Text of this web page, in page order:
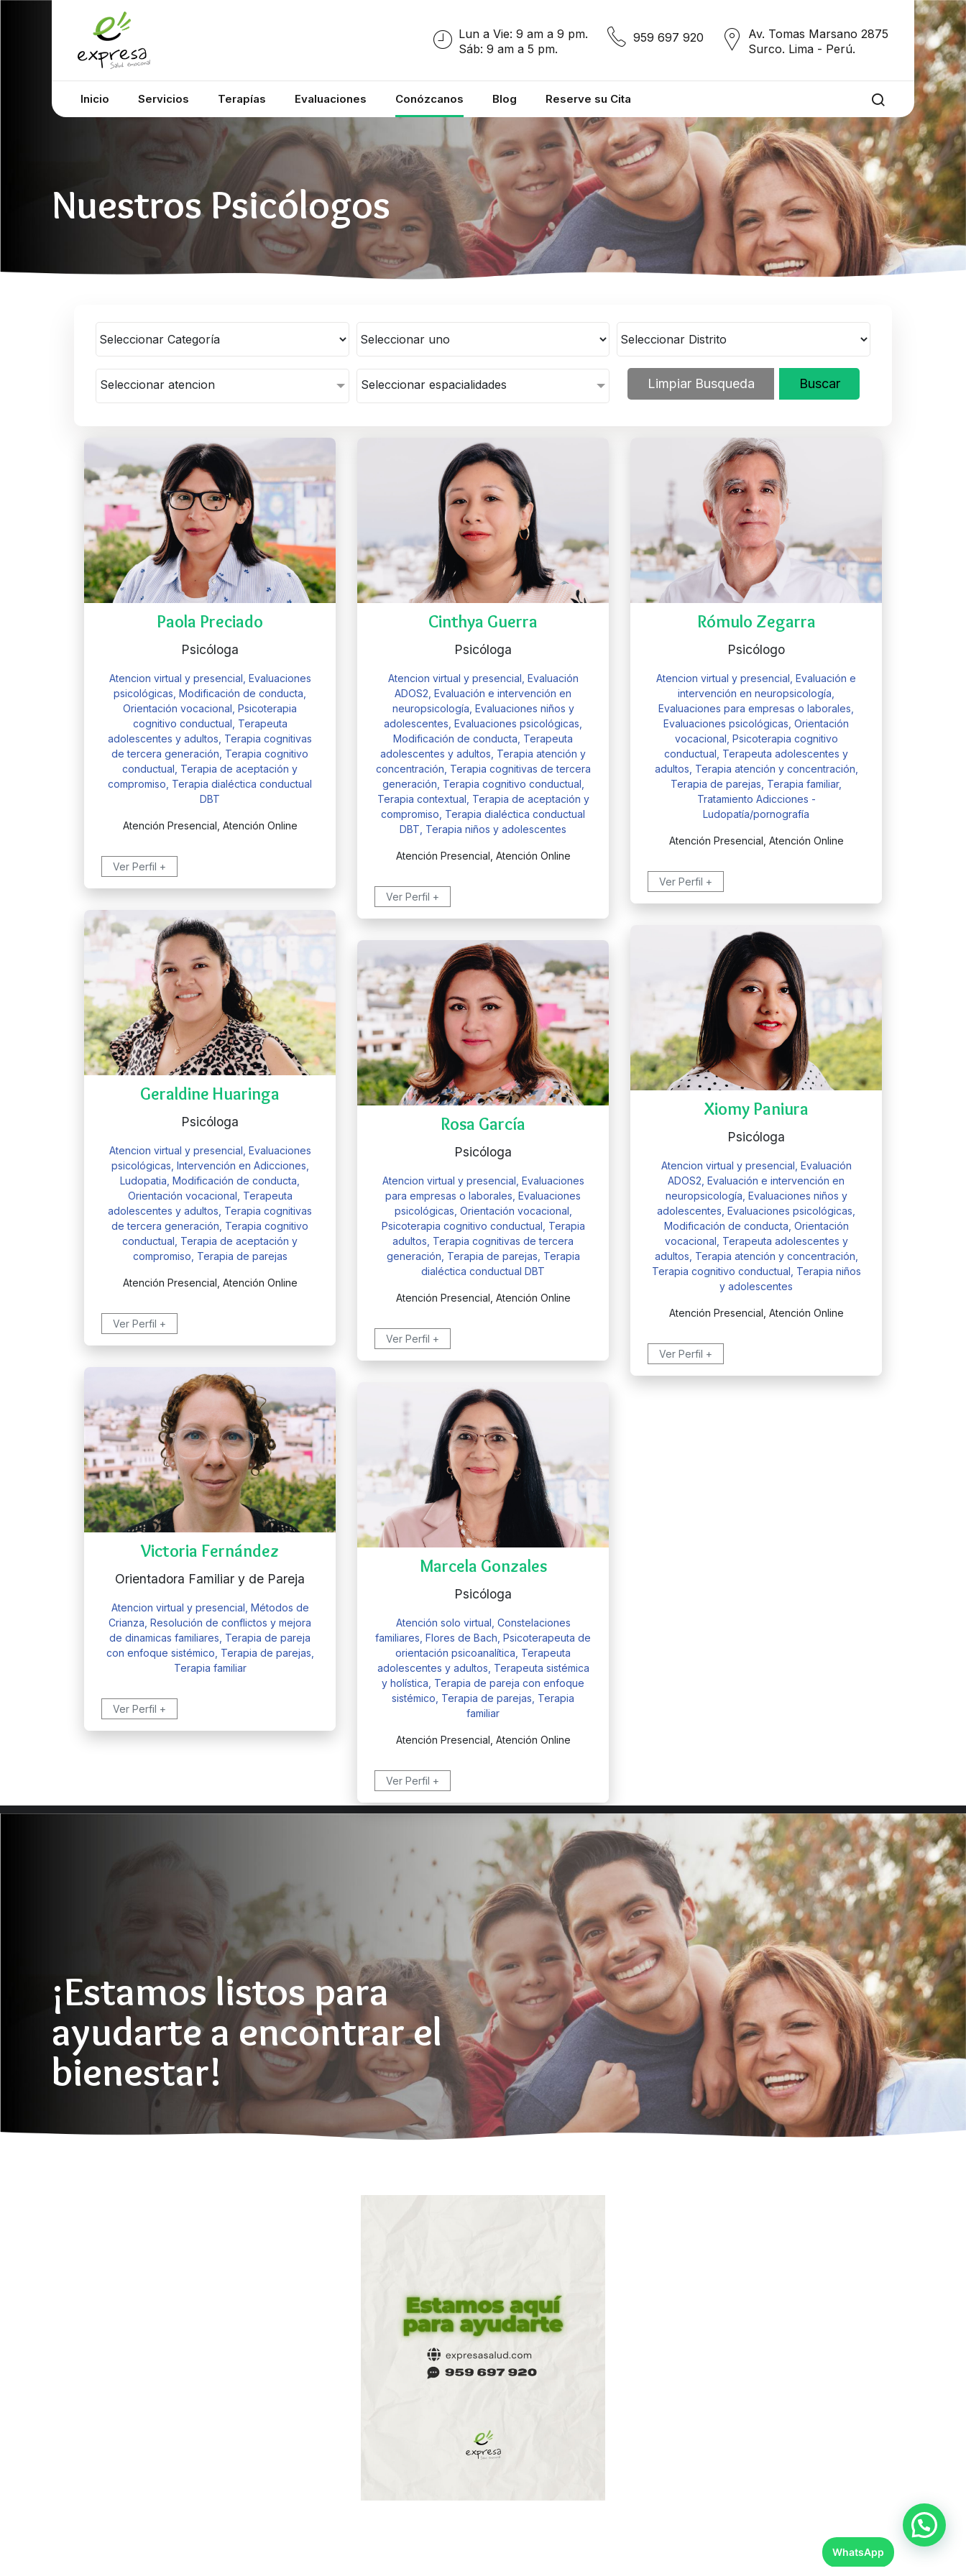
Av. Tomas Marsano 2875
Surco. Lima - Perú.
959 697 920
Lun a Vie: 9 am a 9 pm.
Sáb: 9 am a 5 pm.
Inicio Servicios Terapías Evaluaciones Conózcanos Blog Reserve su Cita
Nuestros Psicólogos
Seleccionar atencion Seleccionar espacialidades Limpiar Busqueda Buscar
Paola Preciado
Psicóloga
Atencion virtual y presencial, Evaluaciones
psicológicas, Modificación de conducta,
Orientación vocacional, Psicoterapia
cognitivo conductual, Terapeuta
adolescentes y adultos, Terapia cognitivas
de tercera generación, Terapia cognitivo
conductual, Terapia de aceptación y
compromiso, Terapia dialéctica conductual
DBT
Atención Presencial, Atención Online
Ver Perfil +
Cinthya Guerra
Psicóloga
Atencion virtual y presencial, Evaluación
ADOS2, Evaluación e intervención en
neuropsicología, Evaluaciones niños y
adolescentes, Evaluaciones psicológicas,
Modificación de conducta, Terapeuta
adolescentes y adultos, Terapia atención y
concentración, Terapia cognitivas de tercera
generación, Terapia cognitivo conductual,
Terapia contextual, Terapia de aceptación y
compromiso, Terapia dialéctica conductual
DBT, Terapia niños y adolescentes
Atención Presencial, Atención Online
Ver Perfil +
Rómulo Zegarra
Psicólogo
Atencion virtual y presencial, Evaluación e
intervención en neuropsicología,
Evaluaciones para empresas o laborales,
Evaluaciones psicológicas, Orientación
vocacional, Psicoterapia cognitivo
conductual, Terapeuta adolescentes y
adultos, Terapia atención y concentración,
Terapia de parejas, Terapia familiar,
Tratamiento Adicciones -
Ludopatía/pornografía
Atención Presencial, Atención Online
Ver Perfil +
Geraldine Huaringa
Psicóloga
Atencion virtual y presencial, Evaluaciones
psicológicas, Intervención en Adicciones,
Ludopatia, Modificación de conducta,
Orientación vocacional, Terapeuta
adolescentes y adultos, Terapia cognitivas
de tercera generación, Terapia cognitivo
conductual, Terapia de aceptación y
compromiso, Terapia de parejas
Atención Presencial, Atención Online
Ver Perfil +
Xiomy Paniura
Psicóloga
Atencion virtual y presencial, Evaluación
ADOS2, Evaluación e intervención en
neuropsicología, Evaluaciones niños y
adolescentes, Evaluaciones psicológicas,
Modificación de conducta, Orientación
vocacional, Terapeuta adolescentes y
adultos, Terapia atención y concentración,
Terapia cognitivo conductual, Terapia niños
y adolescentes
Atención Presencial, Atención Online
Ver Perfil +
Rosa García
Psicóloga
Atencion virtual y presencial, Evaluaciones
para empresas o laborales, Evaluaciones
psicológicas, Orientación vocacional,
Psicoterapia cognitivo conductual, Terapia
adultos, Terapia cognitivas de tercera
generación, Terapia de parejas, Terapia
dialéctica conductual DBT
Atención Presencial, Atención Online
Ver Perfil +
Victoria Fernández
Orientadora Familiar y de Pareja
Atencion virtual y presencial, Métodos de
Crianza, Resolución de conflictos y mejora
de dinamicas familiares, Terapia de pareja
con enfoque sistémico, Terapia de parejas,
Terapia familiar
Ver Perfil +
Marcela Gonzales
Psicóloga
Atención solo virtual, Constelaciones
familiares, Flores de Bach, Psicoterapeuta de
orientación psicoanalítica, Terapeuta
adolescentes y adultos, Terapeuta sistémica
y holística, Terapia de pareja con enfoque
sistémico, Terapia de parejas, Terapia
familiar
Atención Presencial, Atención Online
Ver Perfil +
¡Estamos listos para
ayudarte a encontrar el
bienestar!